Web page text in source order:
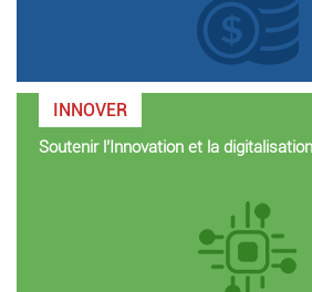
INNOVER
Soutenir l’Innovation et la